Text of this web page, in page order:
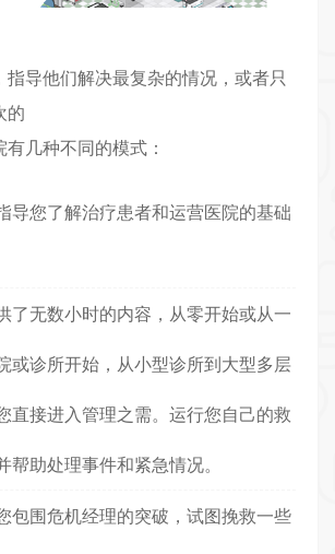
指导他们解决最复杂的情况，或者只
的
几种不同的模式：
导您了解治疗患者和运营医院的基础
了无数小时的内容，从零开始或从一
或诊所开始，从小型诊所到大型多层
直接进入管理之需。运行您自己的救
帮助处理事件和紧急情况。
包围危机经理的突破，试图挽救一些